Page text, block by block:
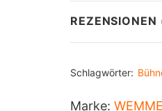
REZENSIONEN
Schlagwörter:
Marke: WEMME